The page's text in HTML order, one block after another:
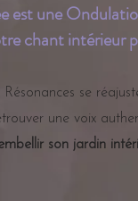
est une
chant intérieur
Résonances se
une voix
son jardin